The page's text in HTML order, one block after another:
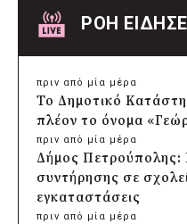
ΡΟΗ
πριν από μία μέρα
Το Δημοτικό
πλέον το όνομα
πριν από μία μέρα
Δήμος Πετρούπολης:
συντήρησης σε
εγκαταστάσεις
πριν από μία μέρα